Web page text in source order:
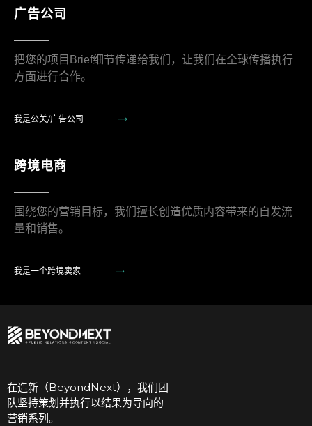
广告公司
把您的项目Brief细节传递给我们，让我们在全球传播执行
方面进行合作。
我是公关/广告公司
跨境电商
围绕您的营销目标，我们擅长创造优质内容带来的自发流
量和销售。
我是一个跨境卖家
在造新（BeyondNext），我们团
队坚持策划并执行以结果为导向的
营销系列。